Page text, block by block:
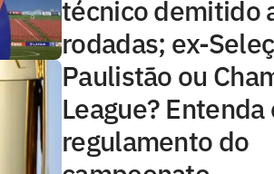
técnico demitido
rodadas; ex-
Paulistão ou
League? Entenda
regulamento do